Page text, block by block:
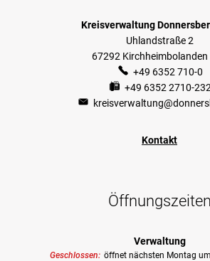
Kreisverwaltung
Uhlandstraße 2
67292 Kirchheimbolanden
+49 6352 710-0
+49 6352 2710-232
Kontakt
Öffnungszeiten
Verwaltung
Klicken, um weitere Öffnungs- oder
Geschlossen: öffnet nächsten Montag